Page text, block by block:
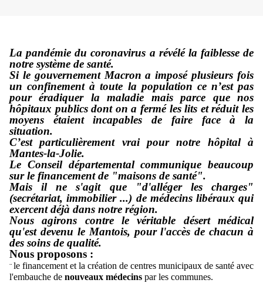
La pandémie du coronavirus a révélé la faiblesse de
notre système de santé.
Si le gouvernement Macron a imposé plusieurs fois
un confinement à toute la population ce n’est pas
pour éradiquer la maladie mais parce que nos
hôpitaux publics dont on a fermé les lits et réduit les
moyens étaient incapables de faire face à la
situation.
C’est particulièrement vrai pour notre hôpital à
Mantes-la-Jolie.
Le Conseil départemental communique beaucoup
sur le financement de "maisons de santé".
Mais il ne s'agit que "d'alléger les charges"
(secrétariat, immobilier ...) de médecins libéraux qui
exercent déjà dans notre région.
Nous agirons contre le véritable désert médical
qu'est devenu le Mantois, pour l'accès de chacun à
des soins de qualité.
Nous proposons :
¨ le financement et la création de centres municipaux de santé avec
l'embauche de nouveaux médecins par les communes.